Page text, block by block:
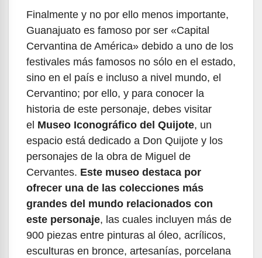
Finalmente y no por ello menos importante,
Guanajuato es famoso por ser «Capital
Cervantina de América» debido a uno de los
festivales más famosos no sólo en el estado,
sino en el país e incluso a nivel mundo, el
Cervantino; por ello, y para conocer la
historia de este personaje, debes visitar
el Museo Iconográfico del Quijote, un
espacio está dedicado a Don Quijote y los
personajes de la obra de Miguel de
Cervantes. Este museo destaca por
ofrecer una de las colecciones más
grandes del mundo relacionados con
este personaje, las cuales incluyen más de
900 piezas entre pinturas al óleo, acrílicos,
esculturas en bronce, artesanías, porcelana